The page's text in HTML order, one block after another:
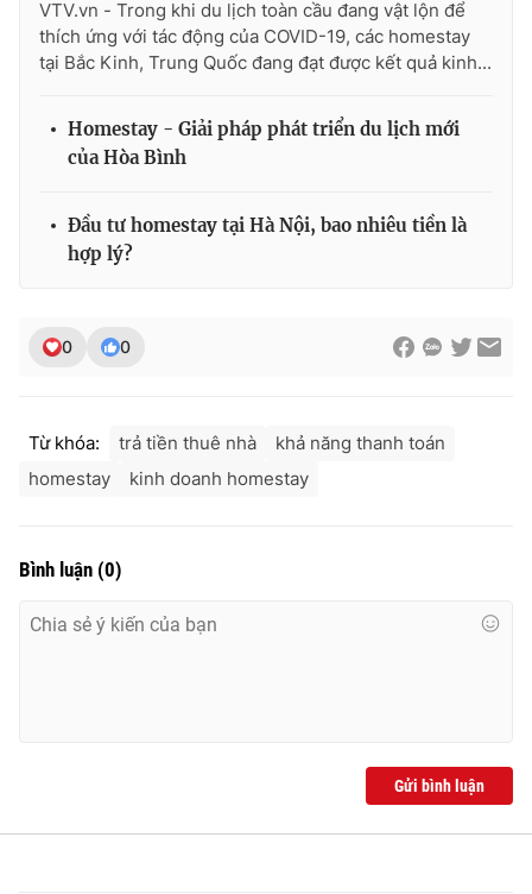
VTV.vn - Trong khi du lịch toàn cầu đang vật lộn để
thích ứng với tác động của COVID-19, các homestay
tại Bắc Kinh, Trung Quốc đang đạt được kết quả kinh...
Homestay - Giải pháp phát triển du lịch mới
của Hòa Bình
Đầu tư homestay tại Hà Nội, bao nhiêu tiền là
hợp lý?
0 0
Từ khóa: trả tiền thuê nhà
khả năng thanh toán
homestay
kinh doanh homestay
Bình luận (0)
Gửi bình luận